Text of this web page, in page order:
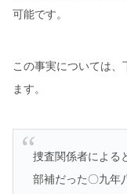
可能です。
この事実については
ます。
捜査関係者による
部補だった〇九年